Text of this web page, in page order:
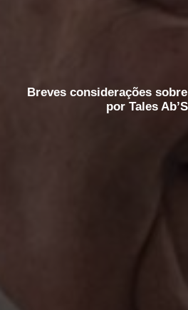
Breves considerações
por Tales